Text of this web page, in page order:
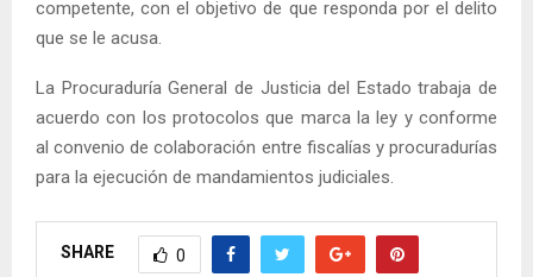
competente, con el objetivo de que responda por el delito
que se le acusa.
La Procuraduría General de Justicia del Estado trabaja de
acuerdo con los protocolos que marca la ley y conforme
al convenio de colaboración entre fiscalías y procuradurías
para la ejecución de mandamientos judiciales.
SHARE 0